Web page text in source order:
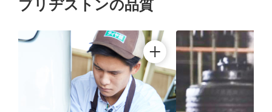
ブリヂストンの品質